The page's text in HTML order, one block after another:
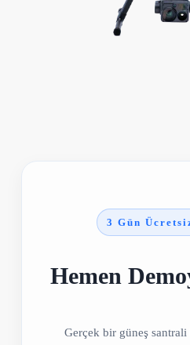
3 Gün
Hemen
Gerçek bir güneş santrali